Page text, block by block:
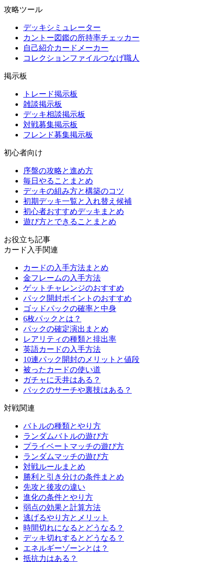
攻略ツール
デッキシミュレーター
カントー図鑑の所持率チェッカー
自己紹介カードメーカー
コレクションファイルつなげ職人
掲示板
トレード掲示板
雑談掲示板
デッキ相談掲示板
対戦募集掲示板
フレンド募集掲示板
初心者向け
序盤の攻略と進め方
毎日やることまとめ
デッキの組み方と構築のコツ
初期デッキ一覧と入れ替え候補
初心者おすすめデッキまとめ
遊び方とできることまとめ
お役立ち記事
カード入手関連
カードの入手方法まとめ
金フレームの入手方法
ゲットチャレンジのおすすめ
パック開封ポイントのおすすめ
ゴッドパックの確率と中身
6枚パックとは？
パックの確定演出まとめ
レアリティの種類と排出率
英語カードの入手方法
10連パック開封のメリットと値段
被ったカードの使い道
ガチャに天井はある？
パックのサーチや裏技はある？
対戦関連
バトルの種類とやり方
ランダムバトルの遊び方
プライベートマッチの遊び方
ランダムマッチの遊び方
対戦ルールまとめ
勝利と引き分けの条件まとめ
先攻と後攻の違い
進化の条件とやり方
弱点の効果と計算方法
逃げるやり方とメリット
時間切れになるとどうなる？
デッキ切れするとどうなる？
エネルギーゾーンとは？
抵抗力はある？